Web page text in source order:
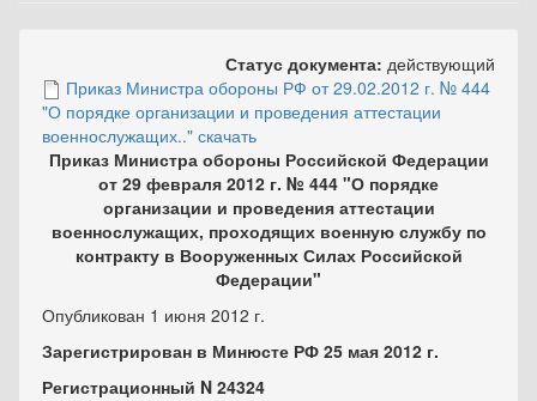
Статус документа: действующий
Приказ Министра обороны РФ от 29.02.2012 г. № 444
"О порядке организации и проведения аттестации
военнослужащих.." скачать
Приказ Министра обороны Российской Федерации
от 29 февраля 2012 г. № 444 "О порядке
организации и проведения аттестации
военнослужащих, проходящих военную службу по
контракту в Вооруженных Силах Российской
Федерации"
Опубликован 1 июня 2012 г.
Зарегистрирован в Минюсте РФ 25 мая 2012 г.
Регистрационный N 24324